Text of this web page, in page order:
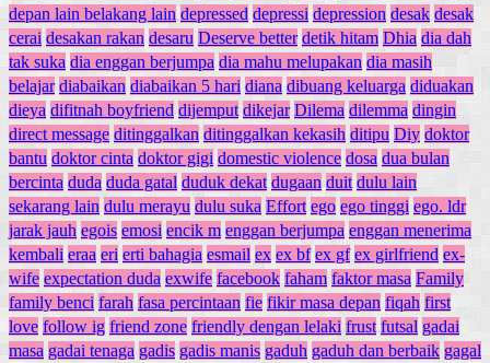
depan lain belakang lain depressed depressi depression desak desak
cerai desakan rakan desaru Deserve better detik hitam Dhia dia dah
tak suka dia enggan berjumpa dia mahu melupakan dia masih
belajar diabaikan diabaikan 5 hari diana dibuang keluarga diduakan
dieya difitnah boyfriend dijemput dikejar Dilema dilemma dingin
direct message ditinggalkan ditinggalkan kekasih ditipu Diy doktor
bantu doktor cinta doktor gigi domestic violence dosa dua bulan
bercinta duda duda gatal duduk dekat dugaan duit dulu lain
sekarang lain dulu merayu dulu suka Effort ego ego tinggi ego. ldr
jarak jauh egois emosi encik m enggan berjumpa enggan menerima
kembali eraa eri erti bahagia esmail ex ex bf ex gf ex girlfriend ex-
wife expectation duda exwife facebook faham faktor masa Family
family benci farah fasa percintaan fie fikir masa depan fiqah first
love follow ig friend zone friendly dengan lelaki frust futsal gadai
masa gadai tenaga gadis gadis manis gaduh gaduh dan berbaik gagal